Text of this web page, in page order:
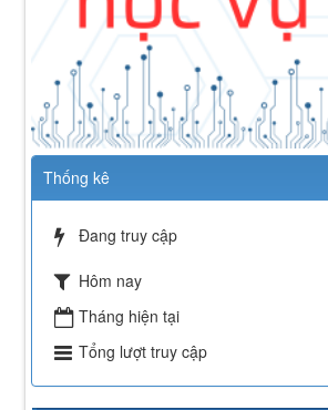
Thống kê
Đang truy cập
Hôm nay
Tháng hiện tại
Tổng lượt truy cập
112/QĐ-TCĐVHNT&DLNĐ
Quy định quy tắc ứng xử của nhà
đẳng VHNT&DL Nam Định
Lượt xem:150 | lượt tải:101